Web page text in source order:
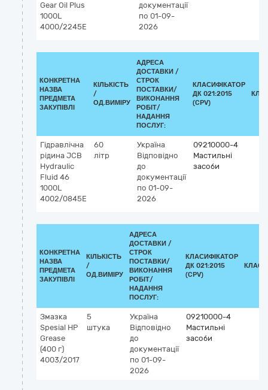
Gear Oil Plus
1000L
4000/2245E
документації
по 01-09-
2026
КОНКРЕТНА
НАЗВА
ПРЕДМЕТА
ЗАКУПІВЛІ
КІЛЬКІСТЬ
/
ОД.ВИМІРУ
АДРЕСА
ДОСТАВКИ /
СТРОК
ПОСТАВКИ/
ВИКОНАННЯ
РОБІТ/
НАДАННЯ
ПОСЛУГ:
КЛАСИФІКАТОР
ДК 021:2015
(CPV)
Гідравлічна
рідина JCB
Hydraulic
Fluid 46
1000L
4002/0845E
60
літр
Україна
Відповідно
до
документації
по 01-09-
2026
09210000-4
Мастильні
засоби
КОНКРЕТНА
НАЗВА
ПРЕДМЕТА
ЗАКУПІВЛІ
КІЛЬКІСТЬ
/
ОД.ВИМІРУ
АДРЕСА
ДОСТАВКИ /
СТРОК
ПОСТАВКИ/
ВИКОНАННЯ
РОБІТ/
НАДАННЯ
ПОСЛУГ:
КЛАСИФІКАТОР
ДК 021:2015
(CPV)
Змазка
Spesial HP
Grease
(400 г)
4003/2017
5
штука
Україна
Відповідно
до
документації
по 01-09-
2026
09210000-4
Мастильні
засоби